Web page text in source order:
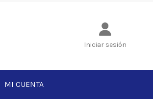
Iniciar sesión
MI CUENTA